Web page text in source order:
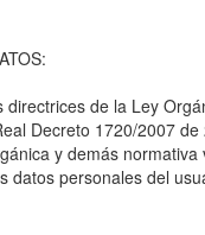
directrices de la Ley
Decreto 1720/2007
y demás
datos personales del